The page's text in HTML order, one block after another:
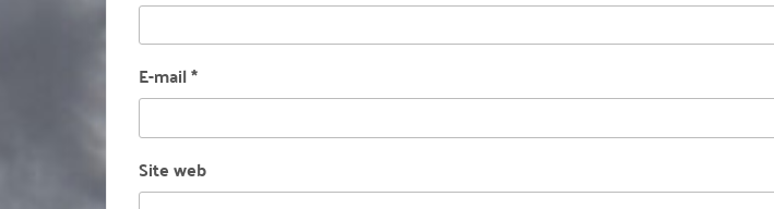
E-mail*
Site web